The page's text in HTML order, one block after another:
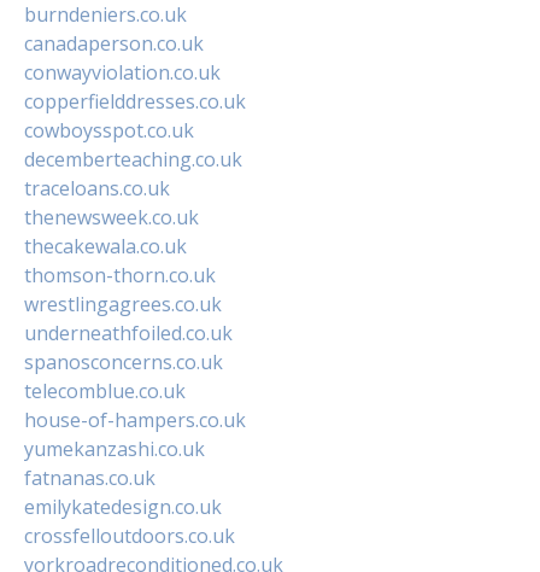
burndeniers.co.uk
canadaperson.co.uk
conwayviolation.co.uk
copperfielddresses.co.uk
cowboysspot.co.uk
decemberteaching.co.uk
traceloans.co.uk
thenewsweek.co.uk
thecakewala.co.uk
thomson-thorn.co.uk
wrestlingagrees.co.uk
underneathfoiled.co.uk
spanosconcerns.co.uk
telecomblue.co.uk
house-of-hampers.co.uk
yumekanzashi.co.uk
fatnanas.co.uk
emilykatedesign.co.uk
crossfelloutdoors.co.uk
yorkroadreconditioned.co.uk